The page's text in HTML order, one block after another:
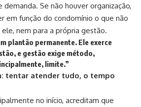
Se não houver organização,
em função do condomínio o que não
nem para a própria gestão.
plantão permanente. Ele exerce
e gestão exige método,
limite.”
tentar atender tudo, o tempo
no início, acreditam que